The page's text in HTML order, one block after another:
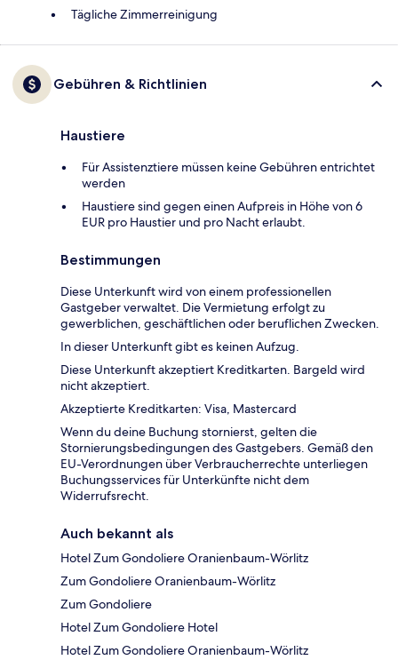
Tägliche Zimmerreinigung
Gebühren & Richtlinien
Haustiere
Für Assistenztiere müssen keine Gebühren entrichtet
werden
Haustiere sind gegen einen Aufpreis in Höhe von 6
EUR pro Haustier und pro Nacht erlaubt.
Bestimmungen
Diese Unterkunft wird von einem professionellen
Gastgeber verwaltet. Die Vermietung erfolgt zu
gewerblichen, geschäftlichen oder beruflichen Zwecken.
In dieser Unterkunft gibt es keinen Aufzug.
Diese Unterkunft akzeptiert Kreditkarten. Bargeld wird
nicht akzeptiert.
Akzeptierte Kreditkarten: Visa, Mastercard
Wenn du deine Buchung stornierst, gelten die
Stornierungsbedingungen des Gastgebers. Gemäß den
EU-Verordnungen über Verbraucherrechte unterliegen
Buchungsservices für Unterkünfte nicht dem
Widerrufsrecht.
Auch bekannt als
Hotel Zum Gondoliere Oranienbaum-Wörlitz
Zum Gondoliere Oranienbaum-Wörlitz
Zum Gondoliere
Hotel Zum Gondoliere Hotel
Hotel Zum Gondoliere Oranienbaum-Wörlitz